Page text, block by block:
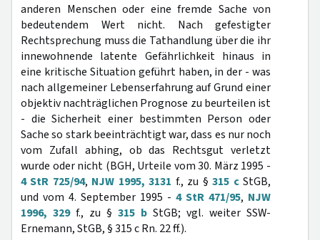
anderen Menschen oder eine fremde Sache von
bedeutendem Wert nicht. Nach gefestigter
Rechtsprechung muss die Tathandlung über die ihr
innewohnende latente Gefährlichkeit hinaus in
eine kritische Situation geführt haben, in der - was
nach allgemeiner Lebenserfahrung auf Grund einer
objektiv nachträglichen Prognose zu beurteilen ist
- die Sicherheit einer bestimmten Person oder
Sache so stark beeinträchtigt war, dass es nur noch
vom Zufall abhing, ob das Rechtsgut verletzt
wurde oder nicht (BGH, Urteile vom 30. März 1995 -
4 StR 725/94, NJW 1995, 3131 f., zu §315 cStGB,
und vom 4. September 1995 - 4 StR 471/95, NJW
1996, 329f., zu § 315 b StGB; vgl. weiter SSW-
Ernemann, StGB, § 315 c Rn. 22 ff.).